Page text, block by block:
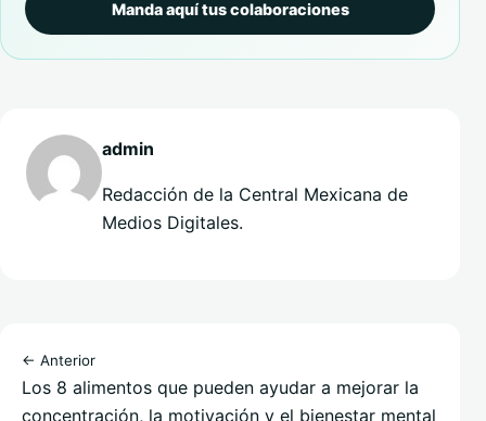
Manda aquí tus colaboraciones
admin
Redacción de la Central Mexicana de
Medios Digitales.
← Anterior
Los 8 alimentos que pueden ayudar a mejorar la
concentración, la motivación y el bienestar mental